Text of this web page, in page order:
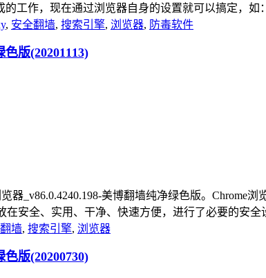
工作，现在通过浏览器自身的设置就可以搞定，
, 安全翻墙, 搜索引擎, 浏览器, 防毒软件
色版(20201113)
览器_v86.0.4240.198-美博翻墙纯净绿色版。
安全、实用、干净、快速方便，进行了必要的安
墙, 搜索引擎, 浏览器
色版(20200730)